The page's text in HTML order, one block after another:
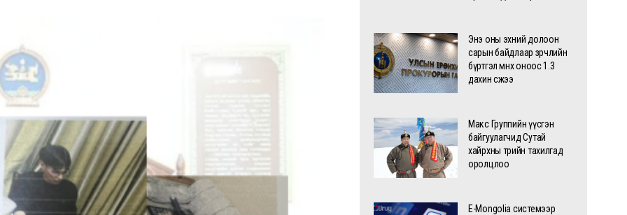
Энэ оны эхний долоон
сарын байдлаар зөрчлийн
бүртгэл өмнөх оноос 1.3
дахин өсжээ
Макс Группийн үүсгэн
байгуулагчид Сутай
хайрхны төрийн тахилгад
оролцлоо
E-Mongolia системээр